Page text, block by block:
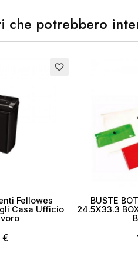
potrebbero
favorite_border
Fellowes
Casa Ufficio
€
BUSTE
24.5X33.3